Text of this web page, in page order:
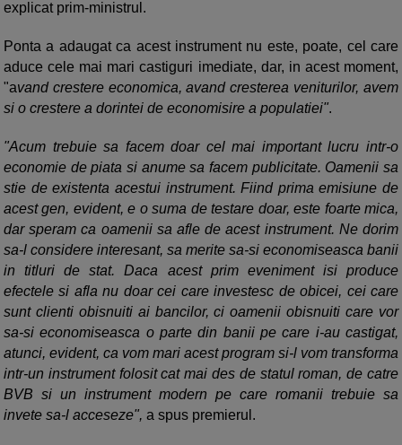
explicat prim-ministrul.
Ponta a adaugat ca acest instrument nu este, poate, cel care
aduce cele mai mari castiguri imediate, dar, in acest moment,
"avand crestere economica, avand cresterea veniturilor, avem
si o crestere a dorintei de economisire a populatiei".
"Acum trebuie sa facem doar cel mai important lucru intr-o
economie de piata si anume sa facem publicitate. Oamenii sa
stie de existenta acestui instrument. Fiind prima emisiune de
acest gen, evident, e o suma de testare doar, este foarte mica,
dar speram ca oamenii sa afle de acest instrument. Ne dorim
sa-l considere interesant, sa merite sa-si economiseasca banii
in titluri de stat. Daca acest prim eveniment isi produce
efectele si afla nu doar cei care investesc de obicei, cei care
sunt clienti obisnuiti ai bancilor, ci oamenii obisnuiti care vor
sa-si economiseasca o parte din banii pe care i-au castigat,
atunci, evident, ca vom mari acest program si-l vom transforma
intr-un instrument folosit cat mai des de statul roman, de catre
BVB si un instrument modern pe care romanii trebuie sa
invete sa-l acceseze", a spus premierul.